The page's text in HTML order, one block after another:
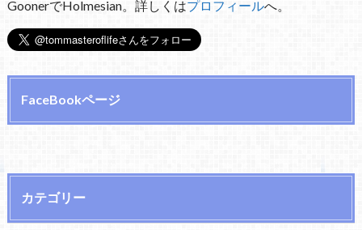
GoonerでHolmesian。詳しくはプロフィールへ。
FaceBookページ
カテゴリー